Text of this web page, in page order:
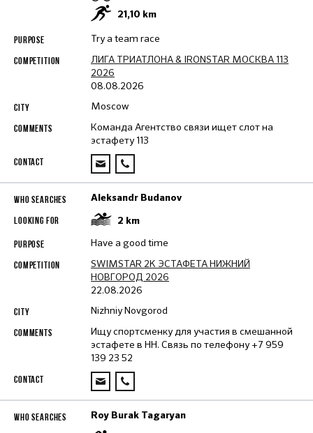
21,10 km
Try a team race
ЛИГА ТРИАТЛОНА & IRONSTAR МОСКВА 113
2026
08.08.2026
Moscow
Команда Агентство связи ищет слот на
эстафету 113
Aleksandr Budanov
2 km
Have a good time
SWIMSTAR 2K ЭСТАФЕТА НИЖНИЙ
НОВГОРОД 2026
22.08.2026
Nizhniy Novgorod
Ищу спортсменку для участия в смешанной
эстафете в НН. Связь по телефону +7 959
139 23 52
Roy Burak Tagaryan